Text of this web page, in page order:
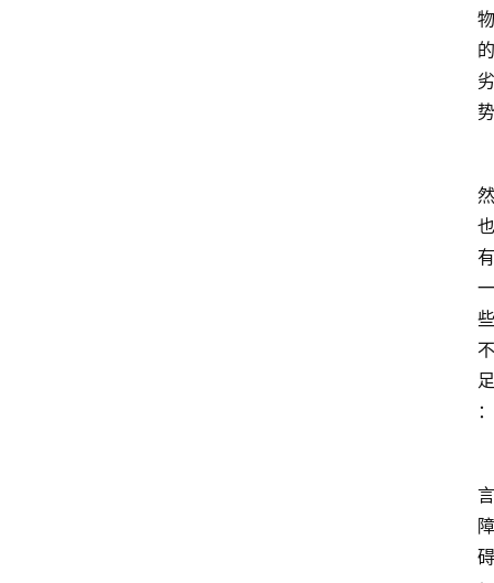
物
的
劣
势
然
也
有
一
些
不
足
：
言
障
碍